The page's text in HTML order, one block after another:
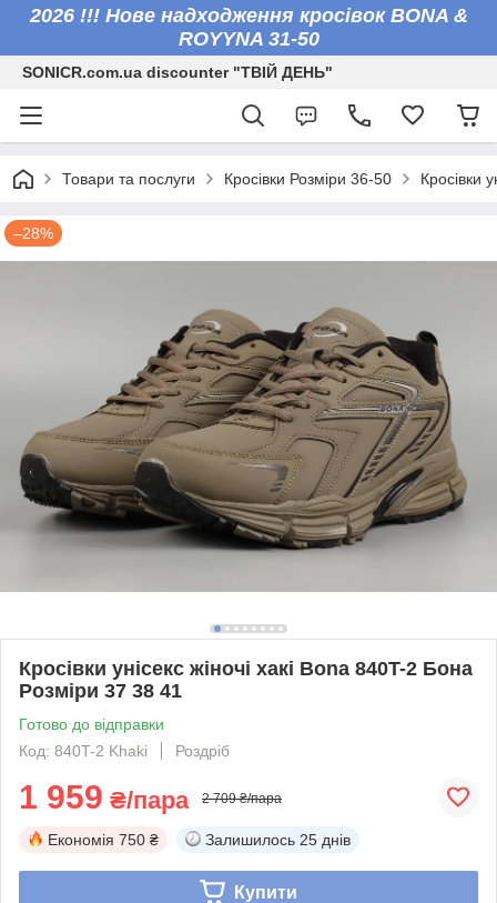
2026 !!! Нове надходження кросівок BONA &
ROYYNA 31-50
SONICR.com.ua discounter "ТВІЙ ДЕНЬ"
Товари та послуги Кросівки Розміри 36-50 Кросівки
–28%
Кросівки унісекс жіночі хакі Bona 840T-2 Бона
Розміри 37 38 41
Готово до відправки
Код: 840T-2 Khaki
Роздріб
1 959 ₴/пара 2 709 ₴/пара
Економія 750 ₴ Залишилось 25 днів
Купити